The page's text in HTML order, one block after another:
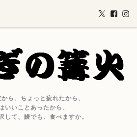
ら、ちょっと疲れたから、
いいことあったから、
して、鰻でも、食べますか。